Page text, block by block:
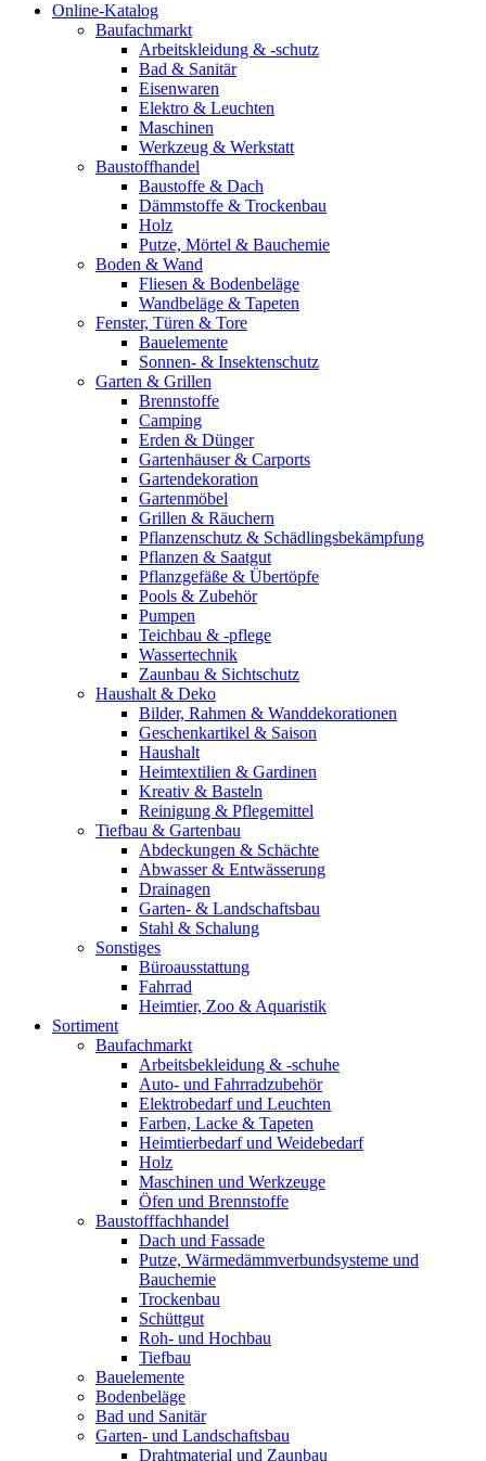
Online-Katalog
Baufachmarkt
Arbeitskleidung & -schutz
Bad & Sanitär
Eisenwaren
Elektro & Leuchten
Maschinen
Werkzeug & Werkstatt
Baustoffhandel
Baustoffe & Dach
Dämmstoffe & Trockenbau
Holz
Putze, Mörtel & Bauchemie
Boden & Wand
Fliesen & Bodenbeläge
Wandbeläge & Tapeten
Fenster, Türen & Tore
Bauelemente
Sonnen- & Insektenschutz
Garten & Grillen
Brennstoffe
Camping
Erden & Dünger
Gartenhäuser & Carports
Gartendekoration
Gartenmöbel
Grillen & Räuchern
Pflanzenschutz & Schädlingsbekämpfung
Pflanzen & Saatgut
Pflanzgefäße & Übertöpfe
Pools & Zubehör
Pumpen
Teichbau & -pflege
Wassertechnik
Zaunbau & Sichtschutz
Haushalt & Deko
Bilder, Rahmen & Wanddekorationen
Geschenkartikel & Saison
Haushalt
Heimtextilien & Gardinen
Kreativ & Basteln
Reinigung & Pflegemittel
Tiefbau & Gartenbau
Abdeckungen & Schächte
Abwasser & Entwässerung
Drainagen
Garten- & Landschaftsbau
Stahl & Schalung
Sonstiges
Büroausstattung
Fahrrad
Heimtier, Zoo & Aquaristik
Sortiment
Baufachmarkt
Arbeitsbekleidung & -schuhe
Auto- und Fahrradzubehör
Elektrobedarf und Leuchten
Farben, Lacke & Tapeten
Heimtierbedarf und Weidebedarf
Holz
Maschinen und Werkzeuge
Öfen und Brennstoffe
Baustofffachhandel
Dach und Fassade
Putze, Wärmedämmverbundsysteme und
Bauchemie
Trockenbau
Schüttgut
Roh- und Hochbau
Tiefbau
Bauelemente
Bodenbeläge
Bad und Sanitär
Garten- und Landschaftsbau
Drahtmaterial und Zaunbau